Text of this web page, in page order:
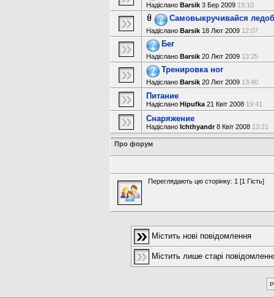
Надіслано Barsik3 Бер 2009 19:10
Самовыкручивайся
Надіслано Barsik18 Лют 2009 12:07
Бег
Надіслано Barsik20 Лют 2009 13:25
Тренировка ног
Надіслано Barsik20 Лют 2009 13:40
Питание
Надіслано Hipufka21 Квіт 2008 19:41
Снаряжение
Надіслано Ichthyandr8 Квіт 2008 13:21
Про форум
Переглядають цю сторінку: 1 [1 Гість]
Містить нові повідомлення
Містить лише старі